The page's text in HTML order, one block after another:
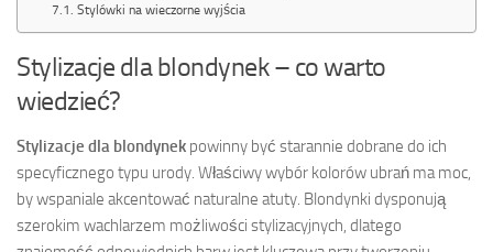
Stylówki na wieczorne wyjścia
Stylizacje dla blondynek – co warto
wiedzieć?
Stylizacje dla blondynek powinny być starannie dobrane do ich
specyficznego typu urody. Właściwy wybór kolorów ubrań ma moc,
by wspaniale akcentować naturalne atuty. Blondynki dysponują
szerokim wachlarzem możliwości stylizacyjnych, dlatego